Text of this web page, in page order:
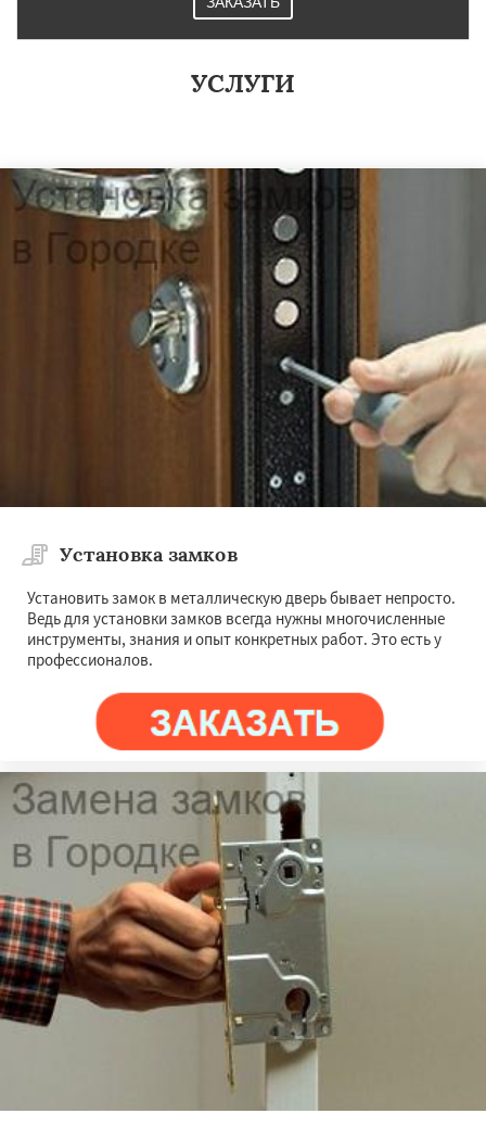
УСЛУГИ
Установка замков
Установить замок в металлическую дверь бывает непросто.
Ведь для установки замков всегда нужны многочисленные
инструменты, знания и опыт конкретных работ. Это есть у
профессионалов.